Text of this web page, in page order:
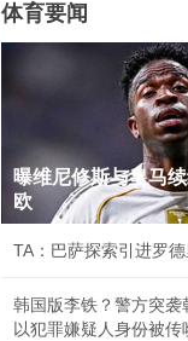
体育要闻
曝维尼修斯与皇马
欧
TA：巴萨探索引进罗
韩国版李铁？警方突
以犯罪嫌疑人身份被传